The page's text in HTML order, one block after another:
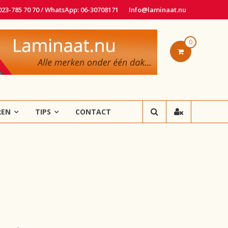
785 70 70 / WhatsApp: 06-30708171 Info@laminaat.nu
0
TIPS CONTACT